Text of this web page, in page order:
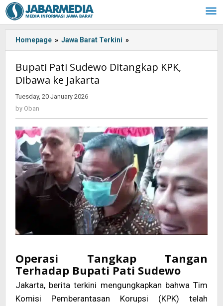
Skip
to
content
Homepage » Jawa Barat Terkini »
Pati
Ditangkap
Bupati Pati Sudewo Ditangkap KPK,
Dibawa ke Jakarta
Tuesday, 20 January 2026
by Oban
Operasi Tangkap Tangan
Terhadap Bupati Pati Sudewo
Jakarta, berita terkini mengungkapkan bahwa Tim
Komisi Pemberantasan Korupsi (KPK) telah